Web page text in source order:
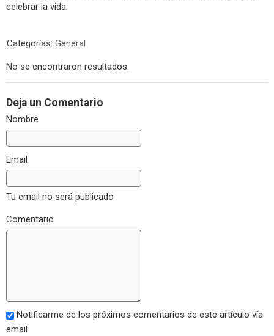
celebrar la vida.
Categorías: General
No se encontraron resultados.
Deja un Comentario
Nombre
Email
Tu email no será publicado
Comentario
Notificarme de los próximos comentarios de este artículo vía
email